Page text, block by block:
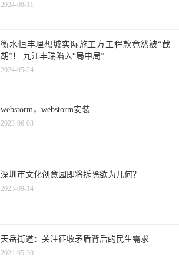
2024-08-11
衡水恒丰理想城实际施工方工程款竟然被“截
胡”！ 九江丰瑞陷入“局中局”
2024-05-24
webstorm，webstorm安装
2023-06-03
深圳市文化创意园即将拆除欲为几何？
2023-09-14
天岳街道：关注征收矛盾背后的民生需求
2024-05-30